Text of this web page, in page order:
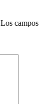
Los campos